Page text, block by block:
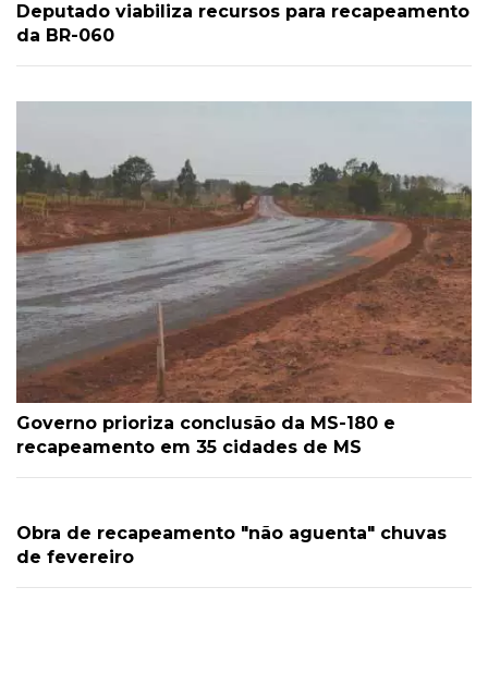
Deputado viabiliza recursos para recapeamento
da BR-060
Governo prioriza conclusão da MS-180 e
recapeamento em 35 cidades de MS
Obra de recapeamento "não aguenta" chuvas
de fevereiro